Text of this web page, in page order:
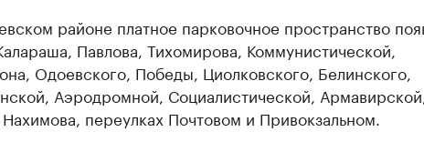
районе платное парковочное пространство
Павлова, Тихомирова, Коммунистической,
Одоевского, Победы, Циолковского, Белинского,
Аэродромной, Социалистической, Армавирской,
переулках Почтовом и Привокзальном.